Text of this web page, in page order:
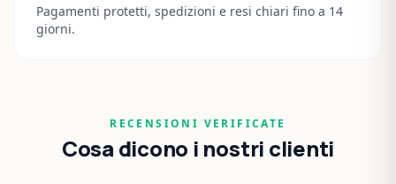
Pagamenti protetti, spedizioni e resi chiari fino a 14
giorni.
RECENSIONI VERIFICATE
Cosa dicono i nostri clienti